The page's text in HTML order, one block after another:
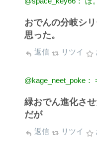
おでんの分岐シ
思った。
返信 リツイ
@kage_neet_poke：
緑おでん進化さ
だが
返信 リツイ